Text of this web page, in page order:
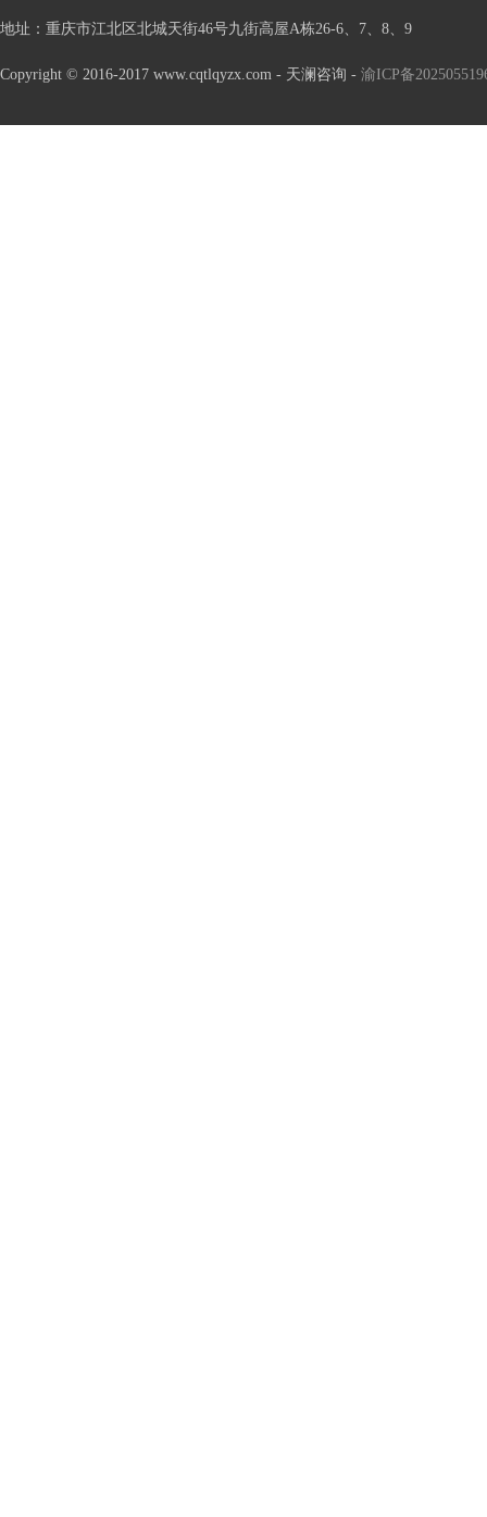
地址 ：重庆市江北区北城天街46号九街高屋A栋26-6、7、8、9
Copyright © 2016-2017 www.cqtlqyzx.com - 天澜咨询 - 渝ICP备